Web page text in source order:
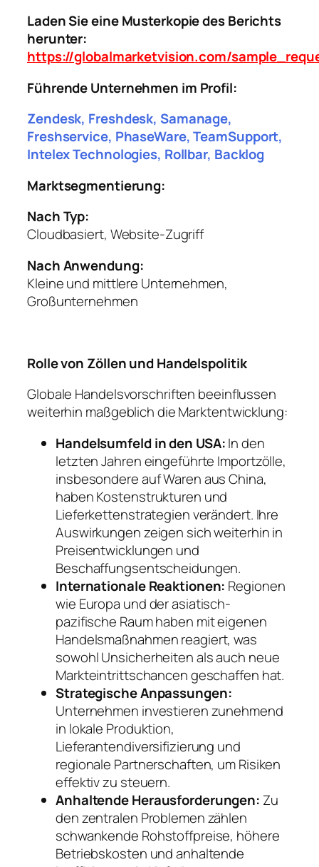
Laden Sie eine Musterkopie des Berichts
herunter:
https://globalmarketvision.com/
Führende Unternehmen im Profil:
Zendesk, Freshdesk, Samanage,
Freshservice, PhaseWare, TeamSupport,
Intelex Technologies, Rollbar, Backlog
Marktsegmentierung:
Nach Typ:
Cloudbasiert, Website-Zugriff
Nach Anwendung:
Kleine und mittlere Unternehmen,
Großunternehmen
Rolle von Zöllen und Handelspolitik
Globale Handelsvorschriften beeinflussen
weiterhin maßgeblich die Marktentwicklung:
Handelsumfeld in den USA:In den
letzten Jahren eingeführte Importzölle,
insbesondere auf Waren aus China,
haben Kostenstrukturen und
Lieferkettenstrategien verändert. Ihre
Auswirkungen zeigen sich weiterhin in
Preisentwicklungen und
Beschaffungsentscheidungen.
Internationale Reaktionen: Regionen
wie Europa und der asiatisch-
pazifische Raum haben mit eigenen
Handelsmaßnahmen reagiert, was
sowohl Unsicherheiten als auch neue
Markteintrittschancen geschaffen hat.
Strategische Anpassungen:
Unternehmen investieren zunehmend
in lokale Produktion,
Lieferantendiversifizierung und
regionale Partnerschaften, um Risiken
effektiv zu steuern.
Anhaltende Herausforderungen: Zu
den zentralen Problemen zählen
schwankende Rohstoffpreise, höhere
Betriebskosten und anhaltende